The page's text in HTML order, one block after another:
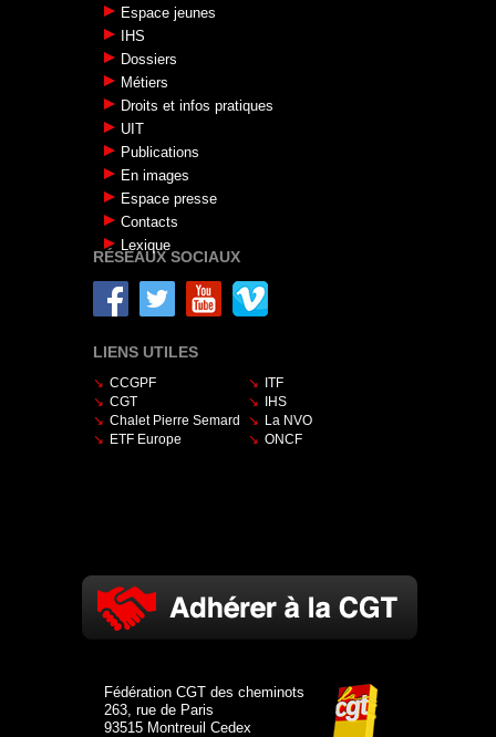
Espace jeunes
IHS
Dossiers
Métiers
Droits et infos pratiques
UIT
Publications
En images
Espace presse
Contacts
Lexique
RÉSEAUX SOCIAUX
LIENS UTILES
CCGPF
CGT
Chalet Pierre Semard
ETF Europe
ITF
IHS
La NVO
ONCF
Fédération CGT des cheminots
263, rue de Paris
93515 Montreuil Cedex